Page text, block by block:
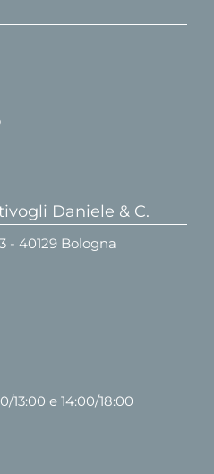
Daniele & C.
- 40129 Bologna
e 14:00/18:00